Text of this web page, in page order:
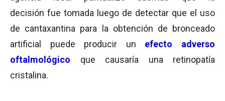
decisión fue tomada luego de detectar que el uso
de cantaxantina para la obtención de bronceado
artificial puede producir un efecto adverso
oftalmológico que causaría una retinopatía
cristalina.